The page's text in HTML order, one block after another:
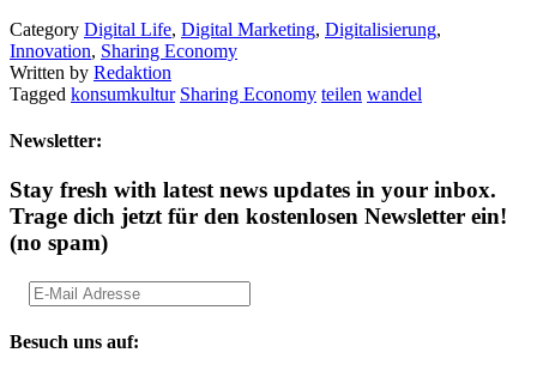
Category Digital Life, Digital Marketing, Digitalisierung,
Innovation, Sharing Economy
Written by Redaktion
Tagged konsumkultur Sharing Economy teilen wandel
Newsletter:
Stay fresh with latest news updates in your inbox.
Trage dich jetzt für den kostenlosen Newsletter ein!
(no spam)
Besuch uns auf: